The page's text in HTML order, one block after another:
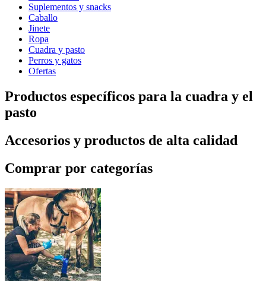
Suplementos y snacks
Caballo
Jinete
Ropa
Cuadra y pasto
Perros y gatos
Ofertas
Productos específicos para la cuadra y el
pasto
Accesorios y productos de alta calidad
Comprar por categorías